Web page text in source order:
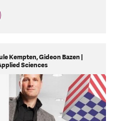
Kempten, Gideon Bazen |
Sciences